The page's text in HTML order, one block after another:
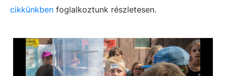
cikkünkben foglalkoztunk részletesen.